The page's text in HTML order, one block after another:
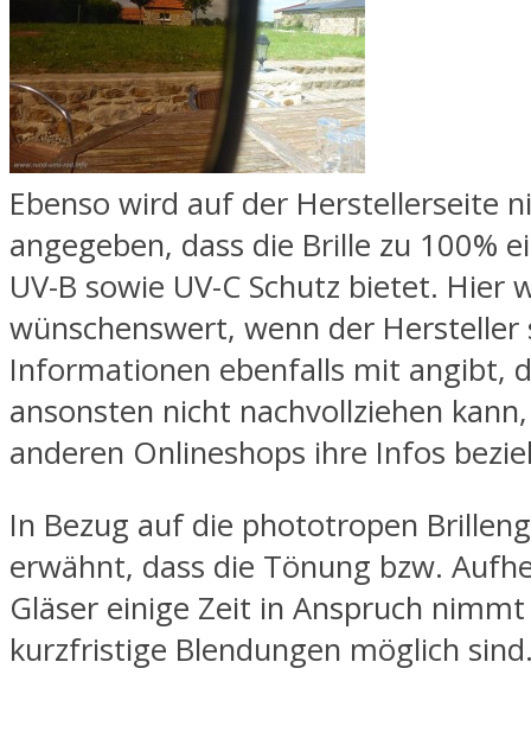
Ebenso wird auf der Herstellerseite
angegeben, dass die Brille zu 100%
UV-B sowie UV-C Schutz bietet. Hier
wünschenswert, wenn der Hersteller
Informationen ebenfalls mit angibt,
ansonsten nicht nachvollziehen
anderen Onlineshops ihre Infos
In Bezug auf die phototropen
erwähnt, dass die Tönung bzw.
Gläser einige Zeit in Anspruch
kurzfristige Blendungen möglich